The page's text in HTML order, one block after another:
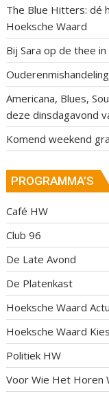
The Blue Hitters: dé
Hoeksche Waard
Bij Sara op de thee
Ouderenmishandeling
Americana, Blues,
deze dinsdagavond
Komend weekend
PROGRAMMA’S
Café HW
Club 96
De Late Avond
De Platenkast
Hoeksche Waard
Hoeksche Waard
Politiek HW
Voor Wie Het Horen